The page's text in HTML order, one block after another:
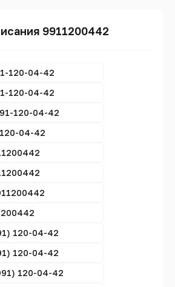
9911200442
120-04-42
120-04-42
120-04-42
04-42
120-04-42
120-04-42
120-04-42